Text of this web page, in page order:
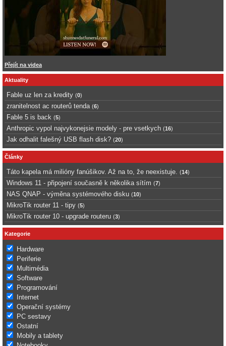
Přejít na videa
Aktuality
Fable uz len za kredity (0)
zranitelnost ac routerů tenda (6)
Fable 5 is back (5)
Anthropic vypol najvykonejsie modely - pre vsetkych (16)
Jak odhalit falešný USB flash disk? (20)
Články
Táto kapela má milióny fanúšikov. Až na to, že neexistuje. (14)
Windows 11 - připojení současně k několika sítím (7)
NAS QNAP - výměna systémového disku (10)
MikroTik router 11 - tipy (5)
MikroTik router 10 - upgrade routeru (3)
Kategorie
Hardware
Periferie
Multimédia
Software
Programování
Internet
Operační systémy
PC sestavy
Ostatní
Mobily a tablety